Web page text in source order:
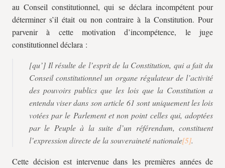
au Conseil constitutionnel, qui se déclara incompétent pour
déterminer s’il était ou non contraire à la Constitution. Pour
parvenir à cette motivation d’incompétence, le juge
constitutionnel déclara :
[qu’] Il résulte de l’esprit de la Constitution, qui a fait du
Conseil constitutionnel un organe régulateur de l’activité
des pouvoirs publics que les lois que la Constitution a
entendu viser dans son article 61 sont uniquement les lois
votées par le Parlement et non point celles qui, adoptées
par le Peuple à la suite d’un référendum, constituent
l’expression directe de la souveraineté nationale
.
Cette décision est intervenue dans les premières années de